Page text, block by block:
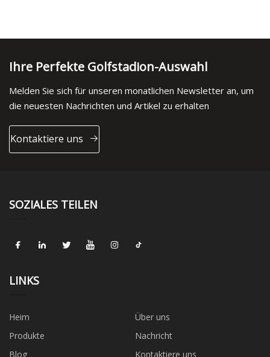
Ihre Perfekte Golfstadion-Auswahl
Melden Sie sich für unseren monatlichen Newsletter an, um
die neuesten Nachrichten und Artikel zu erhalten
Kontaktiere uns
SOZIALES TEILEN
LINKS
Heim
Über uns
Produkte
Nachricht
Blog
Kontaktiere uns